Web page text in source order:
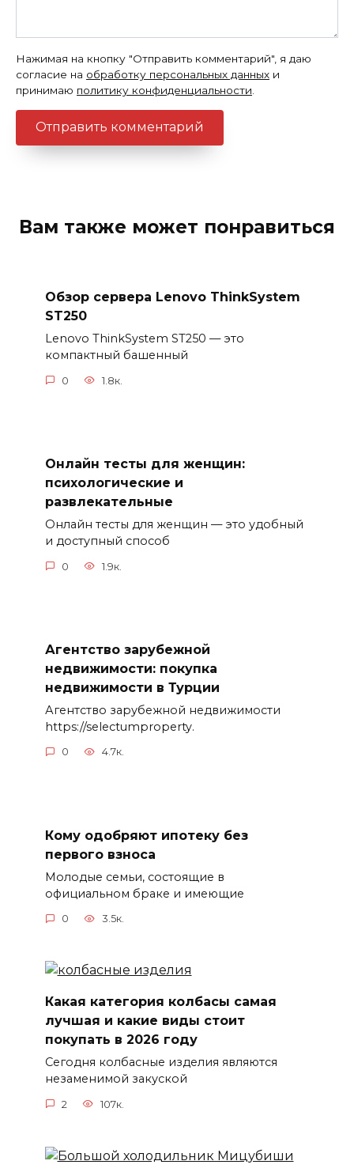
Нажимая на кнопку "Отправить комментарий", я даю
согласие на обработку персональных данных и
принимаю политику конфиденциальности
Вам также может понравиться
Обзор сервера Lenovo ThinkSystem
ST250
Lenovo ThinkSystem ST250 — это
компактный башенный
0 1.8к.
Онлайн тесты для женщин:
психологические и
развлекательные
Онлайн тесты для женщин — это удобный
и доступный способ
0 1.9к.
Агентство зарубежной
недвижимости: покупка
недвижимости в Турции
Агентство зарубежной недвижимости
https://selectumproperty.
0 4.7к.
Кому одобряют ипотеку без
первого взноса
Молодые семьи, состоящие в
официальном браке и имеющие
0 3.5к.
Какая категория колбасы самая
лучшая и какие виды стоит
покупать в 2026 году
Сегодня колбасные изделия являются
незаменимой закуской
2 107к.